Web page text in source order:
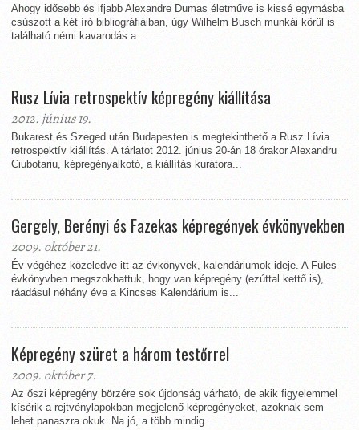
Ahogy idősebb és ifjabb Alexandre Dumas életműve is kissé egymásba
csúszott a két író bibliográfiáiban, úgy Wilhelm Busch munkái körül is
található némi kavarodás a...
Rusz Lívia retrospektív képregény kiállítása
2012. június 19.
Bukarest és Szeged után Budapesten is megtekinthető a Rusz Lívia
retrospektív kiállítás. A tárlatot 2012. június 20-án 18 órakor Alexandru
Ciubotariu, képregényalkotó, a kiállítás kurátora...
Gergely, Berényi és Fazekas képregények évkönyvekben
2009. október 21.
Év végéhez közeledve itt az évkönyvek, kalendáriumok ideje. A Füles
évkönyvben megszokhattuk, hogy van képregény (ezúttal kettő is),
ráadásul néhány éve a Kincses Kalendárium is...
Képregény szüret a három testőrrel
2009. október 7.
Az őszi képregény börzére sok újdonság várható, de akik figyelemmel
kísérik a rejtvénylapokban megjelenő képregényeket, azoknak sem
lehet panaszra okuk. Na jó, a több mindig...